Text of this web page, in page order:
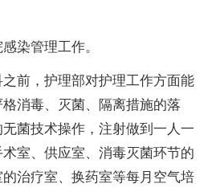
染管理工作。
前，护理部对护理工作方面能
消毒、灭菌、隔离措施的落
菌技术操作，注射做到一人一
室、供应室、消毒灭菌环节的
治疗室、换药室等每月空气培